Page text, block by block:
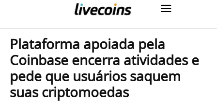
Plataforma apoiada pela
Coinbase encerra atividades e
pede que usuários saquem
suas criptomoedas